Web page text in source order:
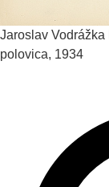
Jaroslav Vodrážka
polovica, 1934